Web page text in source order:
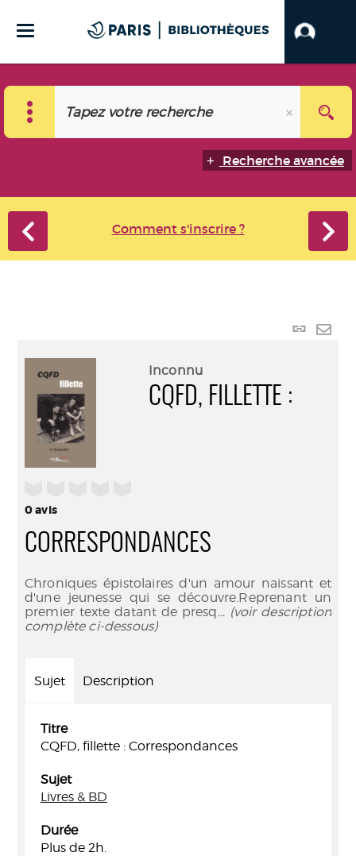
Recherche avancée
Comment s'inscrire ?
Lien
0avis
Inconnu
CQFD, FILLETTE :
CORRESPONDANCES
Chroniques épistolaires d'un amour naissant et
d'une jeunesse qui se découvre.Reprenant un
premier texte datant de presq... (voir description
complète ci-dessous)
Sujet Description
Titre
CQFD, fillette : Correspondances
Sujet
Livres & BD
Durée
Plus de 2h.